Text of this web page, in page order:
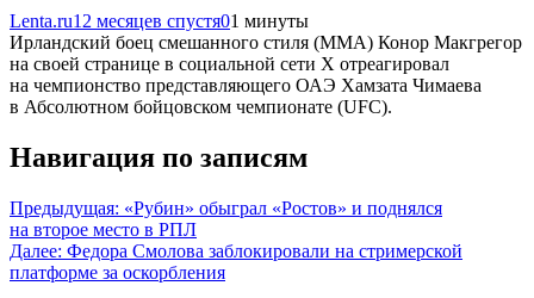
Lenta.ru12 месяцев спустя01 минуты
Ирландский боец смешанного стиля (MMA) Конор Макгрегор
на своей странице в социальной сети X отреагировал
на чемпионство представляющего ОАЭ Хамзата Чимаева
в Абсолютном бойцовском чемпионате (UFC).
Навигация по записям
Предыдущая: «Рубин» обыграл «Ростов» и поднялся
на второе место в РПЛ
Далее: Федора Смолова заблокировали на стримерской
платформе за оскорбления